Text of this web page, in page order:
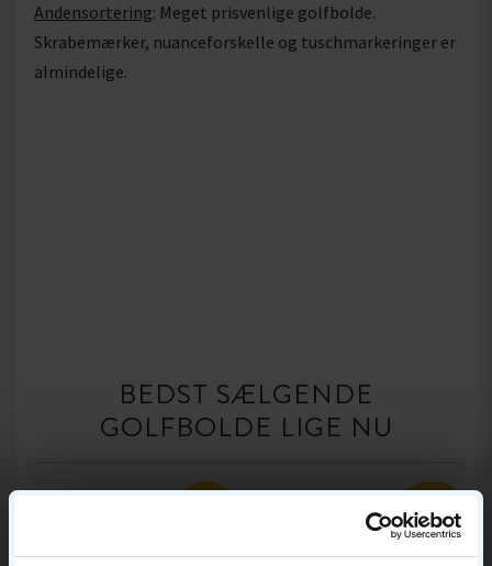
Andensortering: Meget prisvenlige golfbolde.
Skrabemærker, nuanceforskelle og tuschmarkeringer er
almindelige.
BEDST SÆLGENDE
GOLFBOLDE LIGE NU
SALE